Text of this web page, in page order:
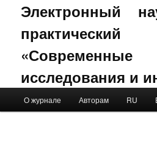
Электронный
исследования и
Skip to primary content
Skip to secondary content
О журнале Авторам RU